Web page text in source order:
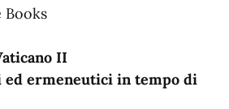
Books
II
ermeneutici in tempo di